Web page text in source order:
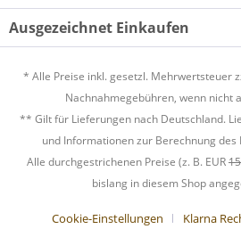
Ausgezeichnet Einkaufen
* Alle Preise inkl. gesetzl. Mehrwertsteuer
Nachnahmegebühren, wenn nicht
** Gilt für Lieferungen nach Deutschland.
und Informationen zur Berechnung
Alle durchgestrichenen Preise (z. B. EUR
bislang in diesem Shop
Cookie-Einstellungen Klarna